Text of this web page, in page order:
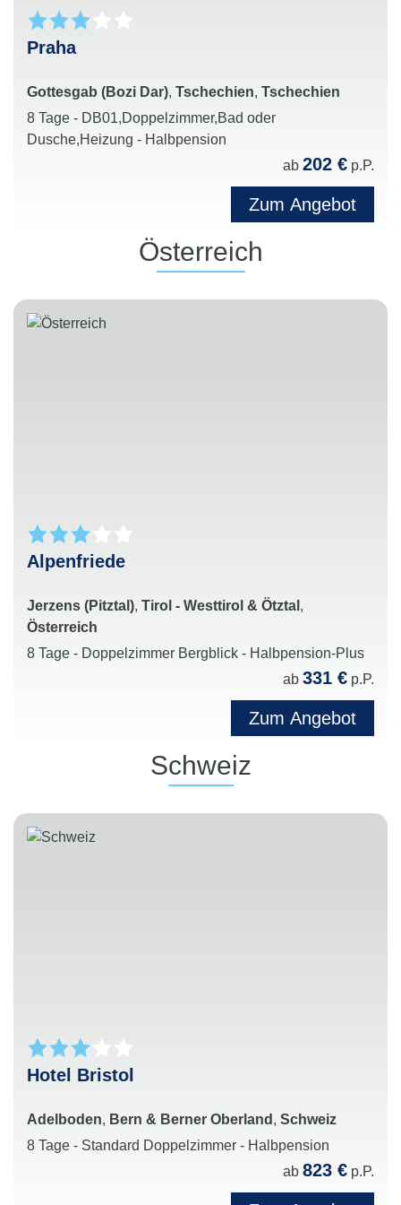
Praha
Gottesgab (Bozi Dar), Tschechien, Tschechien
8 Tage - DB01,Doppelzimmer,Bad oder
Dusche,Heizung - Halbpension
ab 202 € p.P.
Zum Angebot
Österreich
Alpenfriede
Jerzens (Pitztal), Tirol - Westtirol & Ötztal ,
Österreich
8 Tage - Doppelzimmer Bergblick - Halbpension-Plus
ab 331 € p.P.
Zum Angebot
Schweiz
Hotel Bristol
Adelboden, Bern & Berner Oberland , Schweiz
8 Tage - Standard Doppelzimmer - Halbpension
ab 823 € p.P.